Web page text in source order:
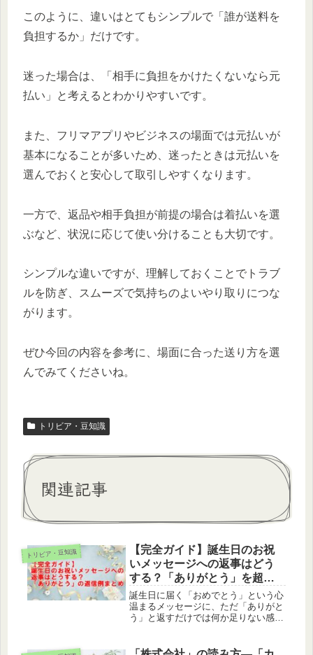
このように、違いはとてもシンプルで「誰が送料を
負担するか」だけです。
迷った場合は、「相手に負担をかけたくないなら元
払い」と考えるとわかりやすいです。
また、フリマアプリやビジネスの場面では元払いが
基本になることが多いため、迷ったときは元払いを
選んでおくと安心して取引しやすくなります。
一方で、返品や相手負担が前提の場合は着払いを選
ぶなど、状況に応じて使い分けることも大切です。
シンプルな違いですが、理解しておくことでトラブ
ルを防ぎ、スムーズで気持ちのよいやり取りにつな
がります。
ぜひ今回の内容を参考に、場面に合った送り方を選
んでみてくださいね。
トリビア・豆知識
関連記事
トリビア・豆知識
【完全ガイド】誕生日のお祝
いメッセージへの返事はどう
する？「ありがとう」を超え
た返信例まとめ
誕生日に届く「おめでとう」という心
温まるメッセージに、ただ「ありがと
う」と返すだけでは何か足りない感じ
るためかもしれません。どう返せばい